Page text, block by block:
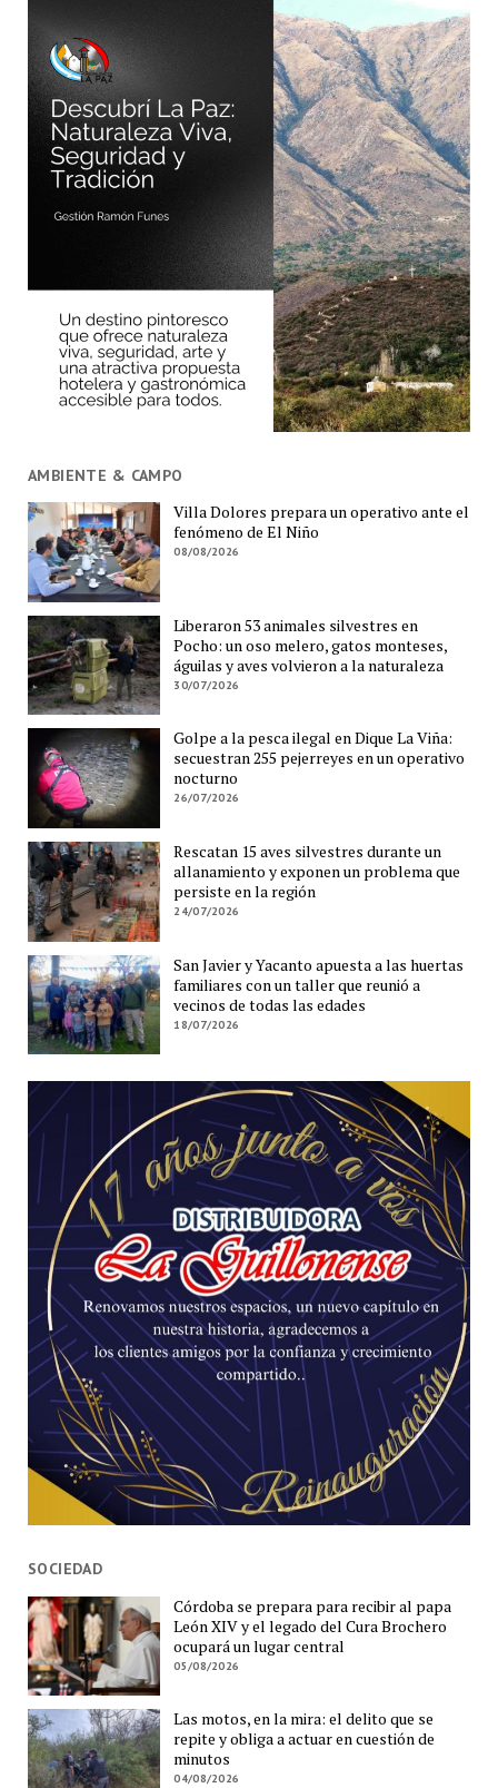
AMBIENTE & CAMPO
Villa Dolores prepara un operativo ante el
fenómeno de El Niño
08/08/2026
Liberaron 53 animales silvestres en
Pocho: un oso melero, gatos monteses,
águilas y aves volvieron a la naturaleza
30/07/2026
Golpe a la pesca ilegal en Dique La Viña:
secuestran 255 pejerreyes en un operativo
nocturno
26/07/2026
Rescatan 15 aves silvestres durante un
allanamiento y exponen un problema que
persiste en la región
24/07/2026
San Javier y Yacanto apuesta a las huertas
familiares con un taller que reunió a
vecinos de todas las edades
18/07/2026
SOCIEDAD
Córdoba se prepara para recibir al papa
León XIV y el legado del Cura Brochero
ocupará un lugar central
05/08/2026
Las motos, en la mira: el delito que se
repite y obliga a actuar en cuestión de
minutos
04/08/2026